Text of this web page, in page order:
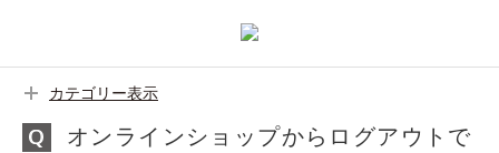
カテゴリー表示
オンラインショップからログアウトで